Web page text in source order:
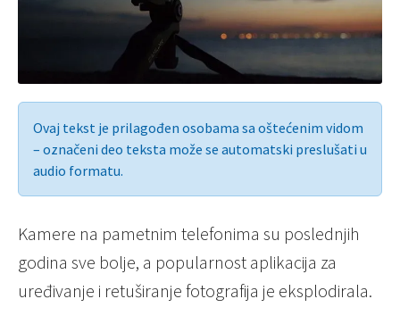
Ovaj tekst je prilagođen osobama sa oštećenim vidom
– označeni deo teksta može se automatski preslušati u
audio formatu.
Kamere na pametnim telefonima su poslednjih
godina sve bolje, a popularnost aplikacija za
uređivanje i retuširanje fotografija je eksplodirala.